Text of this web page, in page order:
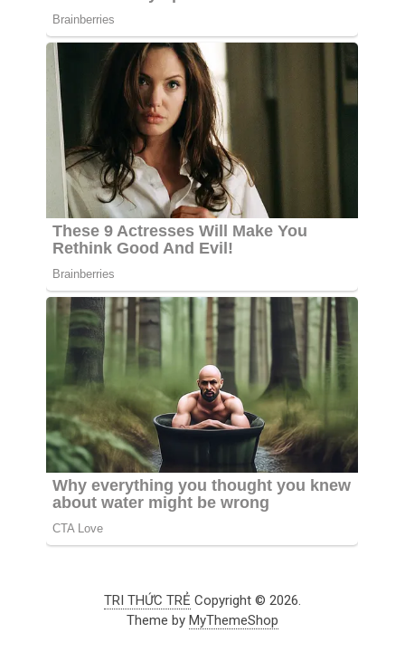
TRI THỨC TRẺ Copyright © 2026.
Theme by MyThemeShop